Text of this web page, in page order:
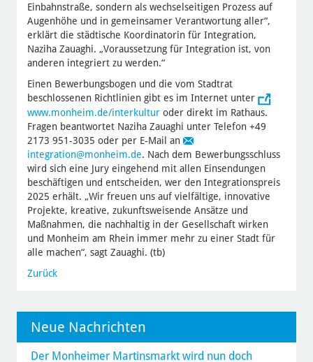
Einbahnstraße, sondern als wechselseitigen Prozess auf
Augenhöhe und in gemeinsamer Verantwortung aller“,
erklärt die städtische Koordinatorin für Integration,
Naziha Zauaghi. „Voraussetzung für Integration ist, von
anderen integriert zu werden.“
Einen Bewerbungsbogen und die vom Stadtrat
beschlossenen Richtlinien gibt es im Internet unter
www.monheim.de/interkulturoder direkt im Rathaus.
Fragen beantwortet Naziha Zauaghi unter Telefon +49
2173 951-3035 oder per E-Mail an
integration@monheim.de. Nach dem Bewerbungsschluss
wird sich eine Jury eingehend mit allen Einsendungen
beschäftigen und entscheiden, wer den Integrationspreis
2025 erhält. „Wir freuen uns auf vielfältige, innovative
Projekte, kreative, zukunftsweisende Ansätze und
Maßnahmen, die nachhaltig in der Gesellschaft wirken
und Monheim am Rhein immer mehr zu einer Stadt für
alle machen“, sagt Zauaghi. (tb)
Zurück
Neue Nachrichten
Der Monheimer Martinsmarkt wird nun doch